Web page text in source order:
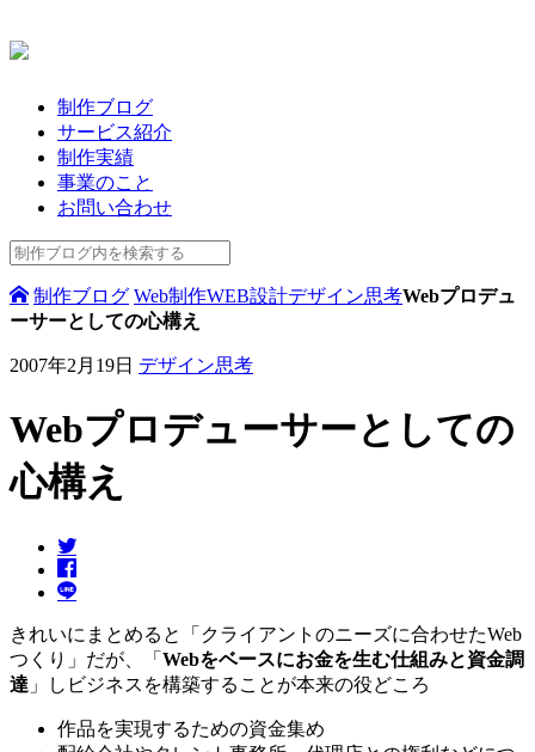
制作ブログ
サービス紹介
制作実績
事業のこと
お問い合わせ
制作ブログ Web制作WEB設計デザイン思考Webプロデュ
ーサーとしての心構え
2007年2月19日 デザイン思考
Webプロデューサーとしての
心構え
きれいにまとめると「クライアントのニーズに合わせたWeb
つくり」だが、「 Webをベースにお金を生む仕組みと資金調
達 」しビジネスを構築することが本来の役どころ
作品を実現するための資金集め